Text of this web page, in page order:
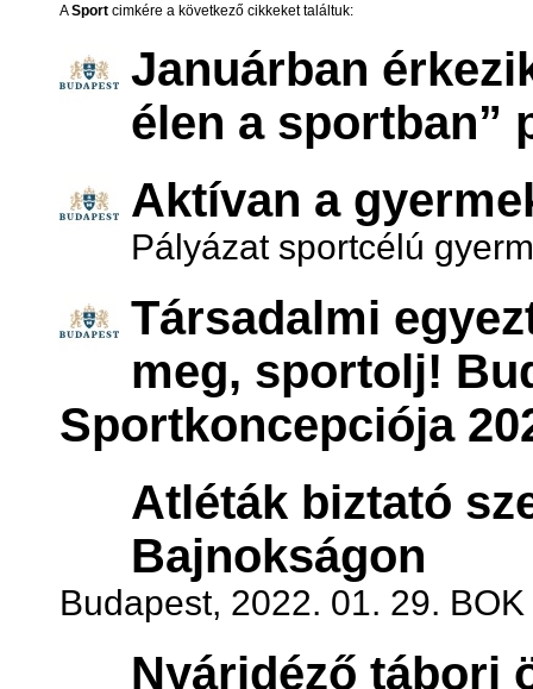
ASport cimkére a következő cikkeket találtuk:
Januárban
élen a sportban”
Aktívan a
Pályázat sportcélú
Társadalmi
meg, sportolj!
Sportkoncepciója
Atléták biztató
Bajnokságon
Budapest, 2022. 01. 29.
Nyáridéző tábori